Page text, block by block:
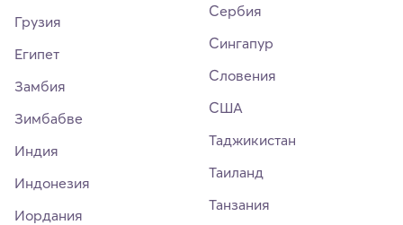
Грузия
Египет
Замбия
Зимбабве
Индия
Индонезия
Иордания
Сербия
Сингапур
Словения
США
Таджикистан
Таиланд
Танзания